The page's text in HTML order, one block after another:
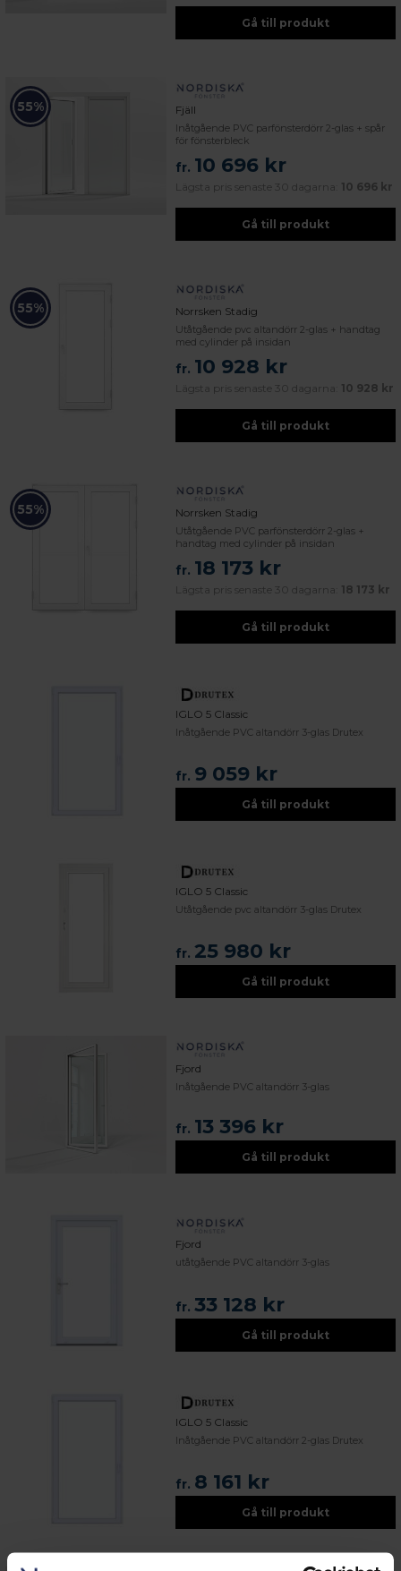
Gå till produkt
55% Fjäll
Inåtgående PVC parfönsterdörr 2-glas + spår
för fönsterbleck
fr. 10 696 kr
Lägsta pris senaste 30 dagarna: 10 696 kr
Gå till produkt
55% Norrsken Stadig
Utåtgående pvc altandörr 2-glas + handtag
med cylinder på insidan
fr. 10 928 kr
Lägsta pris senaste 30 dagarna: 10 928 kr
Gå till produkt
55% Norrsken Stadig
Utåtgående PVC parfönsterdörr 2-glas +
handtag med cylinder på insidan
fr. 18 173 kr
Lägsta pris senaste 30 dagarna: 18 173 kr
Gå till produkt
IGLO 5 Classic
Inåtgående PVC altandörr 3-glas Drutex
fr. 9 059 kr
Gå till produkt
IGLO 5 Classic
Utåtgående pvc altandörr 3-glas Drutex
fr. 25 980 kr
Gå till produkt
Fjord
Inåtgående PVC altandörr 3-glas
fr. 13 396 kr
Gå till produkt
Fjord
utåtgående PVC altandörr 3-glas
fr. 33 128 kr
Gå till produkt
IGLO 5 Classic
Inåtgående PVC altandörr 2-glas Drutex
fr. 8 161 kr
Gå till produkt